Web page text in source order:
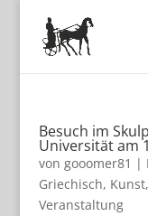
Besuch im
Universität am
von gooomer81 |
Griechisch, Kunst,
Veranstaltung